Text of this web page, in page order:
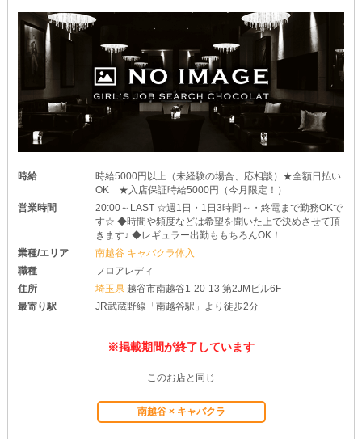
時給
時給5000円以上（未経験の場合、応相談）★全額日払い
OK ★入店保証時給5000円（今月限定！）
営業時間
20:00～LAST ☆週1日・1日3時間～・終電まで勤務OKで
す☆ ◆時間や頻度などは希望を聞いた上で決めさせて頂
きます♪ ◆レギュラー出勤ももちろんOK！
業種/エリア
南越谷 キャバクラ体入
職種
フロアレディ
住所
埼玉県 越谷市南越谷1-20-13 第2JMビル6F
最寄り駅
JR武蔵野線「南越谷駅」より徒歩2分
※掲載期間が終了しています
このお店と同じ
南越谷 × キャバクラ